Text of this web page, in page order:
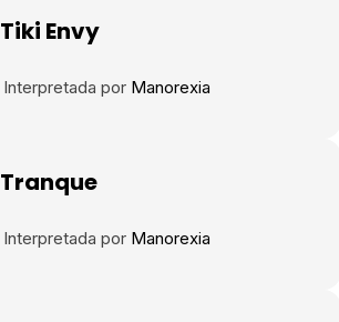
Tiki Envy
Interpretada por Manorexia
Tranque
Interpretada por Manorexia